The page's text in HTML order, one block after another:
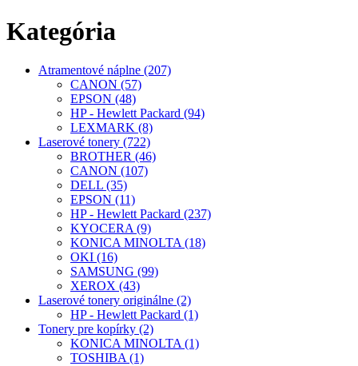
Kategória
Atramentové náplne (207)
CANON (57)
EPSON (48)
HP - Hewlett Packard (94)
LEXMARK (8)
Laserové tonery (722)
BROTHER (46)
CANON (107)
DELL (35)
EPSON (11)
HP - Hewlett Packard (237)
KYOCERA (9)
KONICA MINOLTA (18)
OKI (16)
SAMSUNG (99)
XEROX (43)
Laserové tonery originálne (2)
HP - Hewlett Packard (1)
Tonery pre kopírky (2)
KONICA MINOLTA (1)
TOSHIBA (1)